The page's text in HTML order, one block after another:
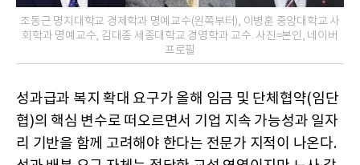
조동근 명지대학교 경제학과 명예교수(왼쪽부터), 이병훈 중앙대학교 사
회학과 명예교수, 김대종 세종대학교 경영학과 교수. 사진=본인, 네이버
프로필
성과급과 복지 확대 요구가 올해 임금 및 단체협약(임단
협)의 핵심 변수로 떠오르면서 기업 지속 가능성과 일자
리 기반을 함께 고려해야 한다는 전문가 지적이 나온다.